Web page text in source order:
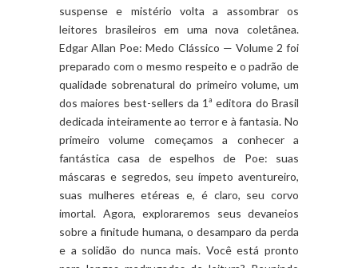
suspense e mistério volta a assombrar os
leitores brasileiros em uma nova coletânea.
Edgar Allan Poe: Medo Clássico — Volume 2 foi
preparado com o mesmo respeito e o padrão de
qualidade sobrenatural do primeiro volume, um
dos maiores best-sellers da 1ª editora do Brasil
dedicada inteiramente ao terror e à fantasia. No
primeiro volume começamos a conhecer a
fantástica casa de espelhos de Poe: suas
máscaras e segredos, seu ímpeto aventureiro,
suas mulheres etéreas e, é claro, seu corvo
imortal. Agora, exploraremos seus devaneios
sobre a finitude humana, o desamparo da perda
e a solidão do nunca mais. Você está pronto